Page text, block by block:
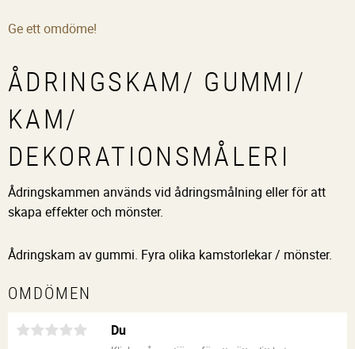
Ge ett omdöme!
ÅDRINGSKAM/ GUMMI/
KAM/
DEKORATIONSMÅLERI
Ådringskammen används vid ådringsmålning eller för att
skapa effekter och mönster.
Ådringskam av gummi. Fyra olika kamstorlekar / mönster.
OMDÖMEN
Du